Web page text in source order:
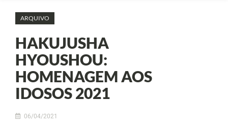
ARQUIVO
HAKUJUSHA
HYOUSHOU:
HOMENAGEM AOS
IDOSOS 2021
06/04/2021